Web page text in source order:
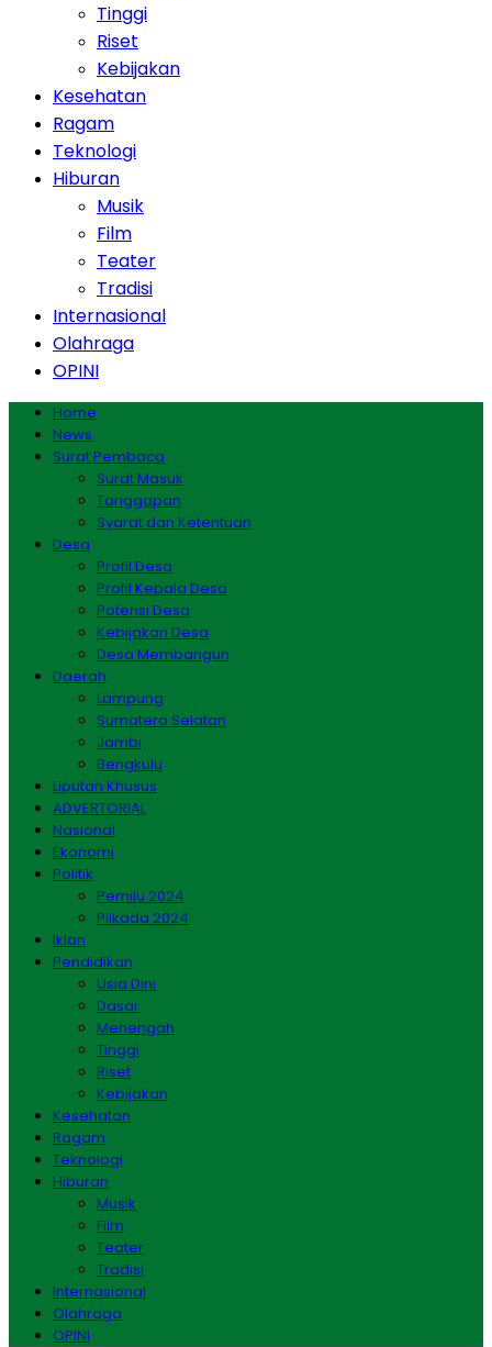
Tinggi
Riset
Kebijakan
Kesehatan
Ragam
Teknologi
Hiburan
Musik
Film
Teater
Tradisi
Internasional
Olahraga
OPINI
Home
News
Surat Pembaca
Surat Masuk
Tanggapan
Syarat dan Ketentuan
Desa
Profil Desa
Profil Kepala Desa
Potensi Desa
Kebijakan Desa
Desa Membangun
Daerah
Lampung
Sumatera Selatan
Jambi
Bengkulu
Liputan Khusus
ADVERTORIAL
Nasional
Ekonomi
Politik
Pemilu 2024
Pilkada 2024
Iklan
Pendidikan
Usia Dini
Dasar
Menengah
Tinggi
Riset
Kebijakan
Kesehatan
Ragam
Teknologi
Hiburan
Musik
Film
Teater
Tradisi
Internasional
Olahraga
OPINI